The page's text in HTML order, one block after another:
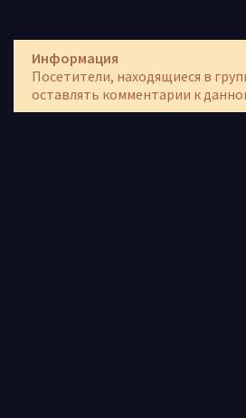
Информация
Посетители, находящиеся в
оставлять комментарии к